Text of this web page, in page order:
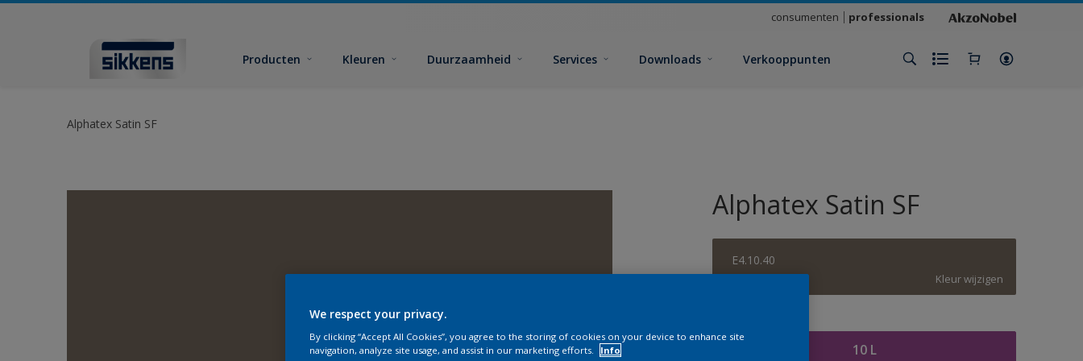
consumenten professionals
Producten Kleuren Duurzaamheid Services Downloads Verkooppunten
Alphatex Satin SF
Alphatex Satin SF
E4.10.40
Kleur wijzigen
10 L
We respect your privacy.
By clicking “Accept All Cookies”, you agree to the storing of cookies on your device to enhance site
navigation, analyze site usage, and assist in our marketing efforts.
Info